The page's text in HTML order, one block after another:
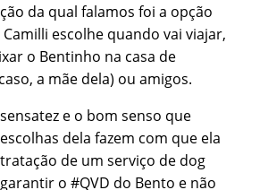
da qual falamos foi a opção
escolhe quando vai viajar,
o Bentinho na casa de
a mãe dela) ou amigos.
e o bom senso que
dela fazem com que ela
de um serviço de dog
o #QVD do Bento e não